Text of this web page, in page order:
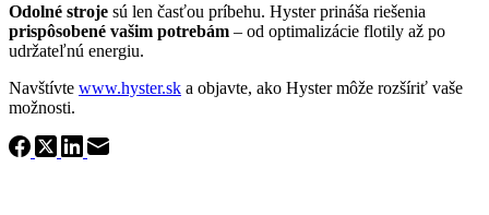
Odolné stroje sú len časťou príbehu. Hyster prináša riešenia
prispôsobené vašim potrebám – od optimalizácie flotily až po
udržateľnú energiu.
Navštívte www.hyster.sk a objavte, ako Hyster môže rozšíriť vaše
možnosti.